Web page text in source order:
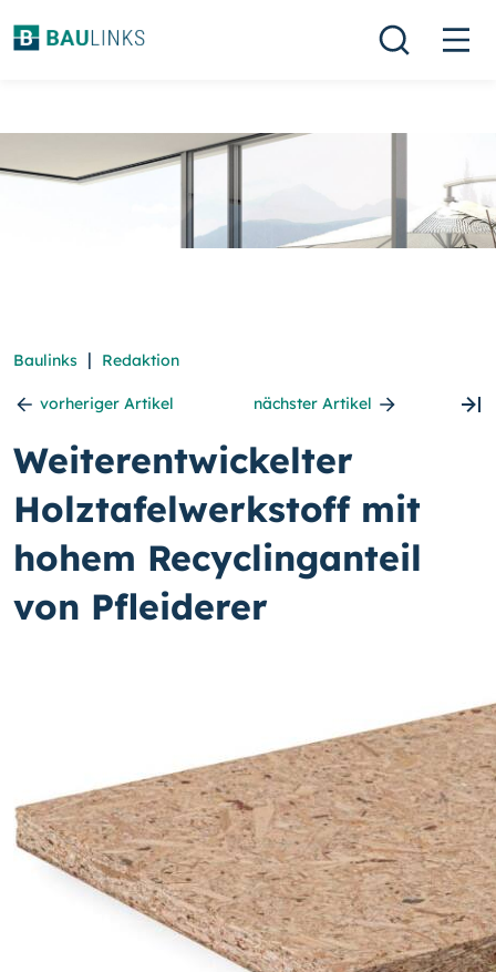
Baulinks | Redaktion
vorheriger Artikel nächster Artikel
Weiterentwickelter
Holztafelwerkstoff mit
hohem Recyclinganteil
von Pfleiderer